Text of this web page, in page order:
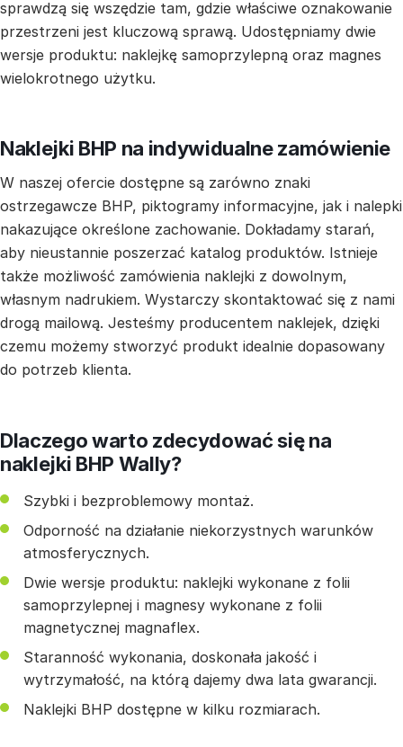
sprawdzą się wszędzie tam, gdzie właściwe oznakowanie
przestrzeni jest kluczową sprawą. Udostępniamy dwie
wersje produktu: naklejkę samoprzylepną oraz magnes
wielokrotnego użytku.
Naklejki BHP na indywidualne zamówienie
W naszej ofercie dostępne są zarówno znaki
ostrzegawcze BHP, piktogramy informacyjne, jak i nalepki
nakazujące określone zachowanie. Dokładamy starań,
aby nieustannie poszerzać katalog produktów. Istnieje
także możliwość zamówienia naklejki z dowolnym,
własnym nadrukiem. Wystarczy skontaktować się z nami
drogą mailową. Jesteśmy producentem naklejek, dzięki
czemu możemy stworzyć produkt idealnie dopasowany
do potrzeb klienta.
Dlaczego warto zdecydować się na
naklejki BHP Wally?
Szybki i bezproblemowy montaż.
Odporność na działanie niekorzystnych warunków
atmosferycznych.
Dwie wersje produktu: naklejki wykonane z folii
samoprzylepnej i magnesy wykonane z folii
magnetycznej magnaflex.
Staranność wykonania, doskonała jakość i
wytrzymałość, na którą dajemy dwa lata gwarancji.
Naklejki BHP dostępne w kilku rozmiarach.